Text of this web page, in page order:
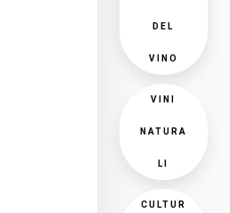
DEL
VINO
VINI
NATURA
LI
CULTUR